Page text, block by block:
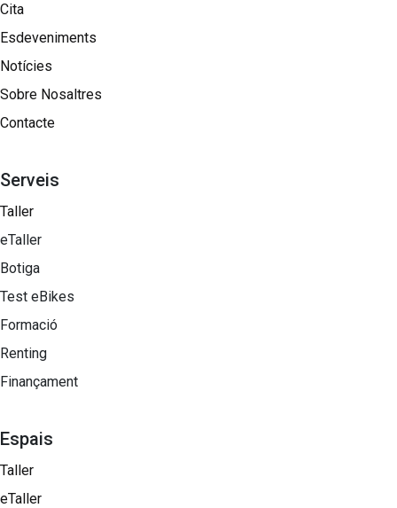
Cita
Esdeveniments
Notícies
Sobre Nosaltres​
Contacte
Serveis
Taller
eTaller
Botiga
Test eBikes
Formació
Renting
Finançament
Espais
Taller
eTaller